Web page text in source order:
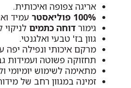
אריגה צפופה ואיכותית.
100% פוליאסטר
עמיד
גימור דוחה כתמים לניקוי
גוון בז' טבעי ואלגנטי.
מרקם איכותי ונפילה יפה
תחזוקה פשוטה ועמידות
מתאימה לשימוש יומיומי
זמינה במגוון רחב של